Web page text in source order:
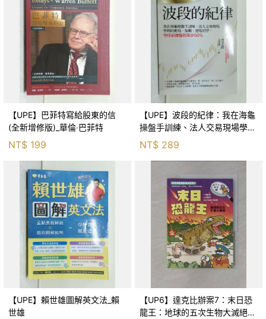
【UPE】巴菲特寫給股東的信
(全新增修版)_華倫‧巴菲特
NT$ 199
【UPE】波段的紀律：我在海龜
操盤手訓練、法人交易現場學到
的進場、加碼、退場紀律，守住
紀律獲利至少50％_雷老闆
NT$ 289
【UPE】賴世雄圖解英文法_賴
世雄
【UP6】達克比辦案7：末日恐
龍王：地球的五次生物大滅絕_